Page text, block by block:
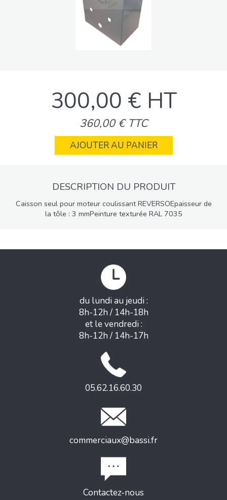
300,00 € HT
360,00 € TTC
AJOUTER AU PANIER
DESCRIPTION DU PRODUIT
Caisson seul pour moteur coulissant REVERSOEpaisseur de
la tôle : 3 mmPeinture texturée RAL 7035
du lundi au jeudi :
8h-12h / 14h-18h
et le vendredi :
8h-12h / 14h-17h
05.62.16.60.30
commerciaux@bassi.fr
Contactez-nous